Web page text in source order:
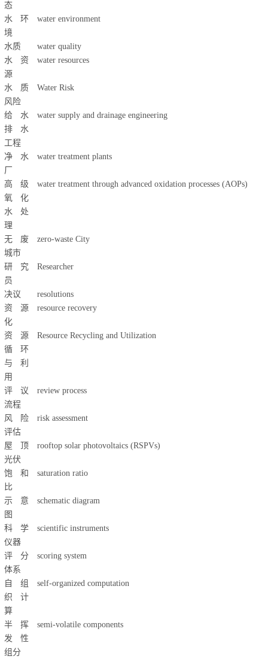
态
水环
境
water environment
水质
water quality
水资
源
water resources
水质
风险
Water Risk
给水
排水
工程
water supply and drainage engineering
净水
厂
water treatment plants
高级
氧化
水处
理
water treatment through advanced oxidation processes (AOPs)
无废
城市
zero-waste City
研究
员
Researcher
决议
resolutions
资源
化
resource recovery
资源
循环
与利
用
Resource Recycling and Utilization
评议
流程
review process
风险
评估
risk assessment
屋顶
光伏
rooftop solar photovoltaics (RSPVs)
饱和
比
saturation ratio
示意
图
schematic diagram
科学
仪器
scientific instruments
评分
体系
scoring system
自组
织计
算
self-organized computation
半挥
发性
组分
semi-volatile components